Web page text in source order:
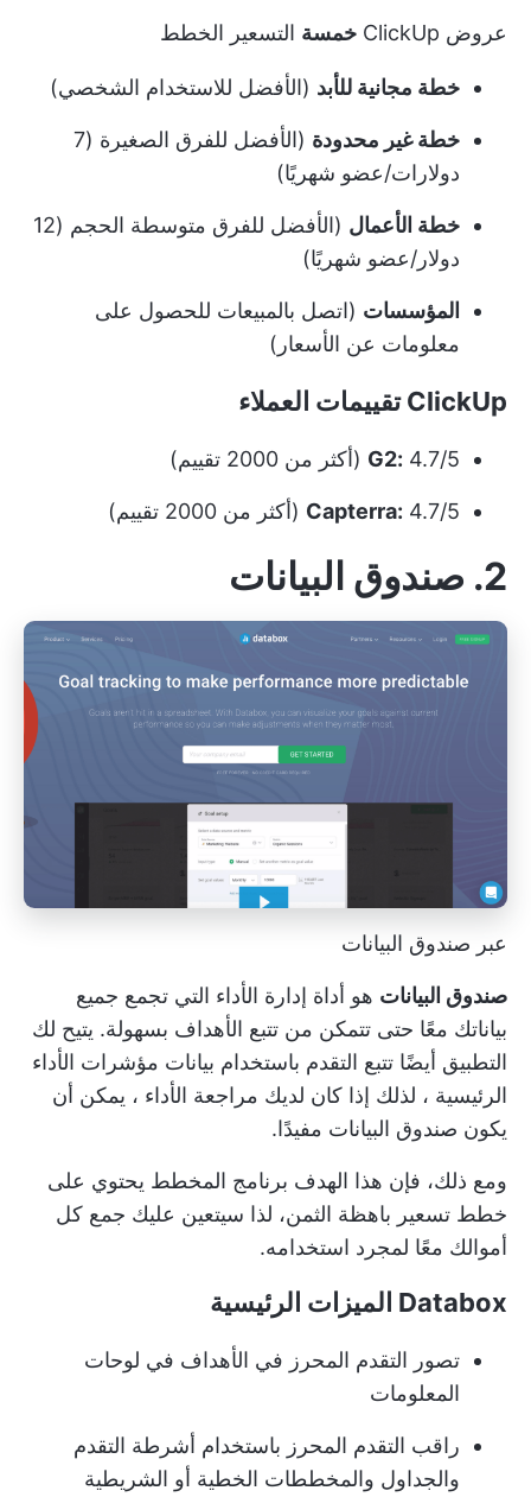
عروض ClickUp خمسة التسعير الخطط
خطة مجانية للأبد (الأفضل للاستخدام الشخصي)
خطة غير محدودة
(الأفضل للفرق الصغيرة (7
دولارات/عضو شهريًا)
خطة الأعمال
(الأفضل للفرق متوسطة الحجم (12
دولار/عضو شهريًا)
المؤسسات (اتصل بالمبيعات للحصول على
معلومات عن الأسعار)
ClickUp تقييمات العملاء
G2: 4.7/5 (أكثر من 2000 تقييم)
Capterra: 4.7/5 (أكثر من 2000 تقييم)
2. صندوق البيانات
عبر صندوق البيانات
صندوق البيانات هو أداة إدارة الأداء التي تجمع جميع
بياناتك معًا حتى تتمكن من تتبع الأهداف بسهولة. يتيح لك
التطبيق أيضًا تتبع التقدم باستخدام بيانات مؤشرات الأداء
الرئيسية ، لذلك إذا كان لديك مراجعة الأداء ، يمكن أن
يكون صندوق البيانات مفيدًا.
ومع ذلك، فإن هذا الهدف برنامج المخطط يحتوي على
خطط تسعير باهظة الثمن، لذا سيتعين عليك جمع كل
أموالك معًا لمجرد استخدامه.
Databox الميزات الرئيسية
تصور التقدم المحرز في الأهداف في لوحات
المعلومات
راقب التقدم المحرز باستخدام أشرطة التقدم
والجداول والمخططات الخطية أو الشريطية